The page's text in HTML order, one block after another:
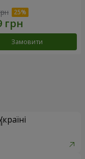
Замовити